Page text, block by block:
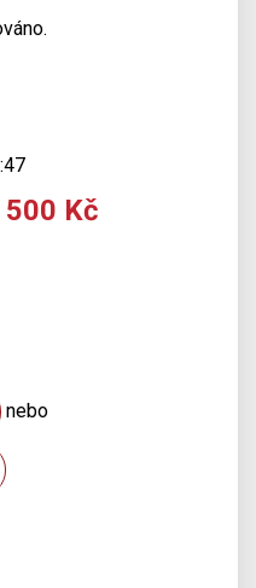
500 Kč
nebo